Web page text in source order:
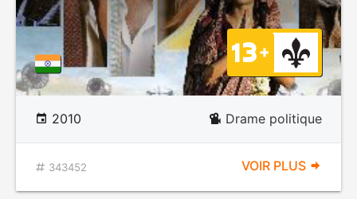
2010 Drame politique
343452 VOIR PLUS